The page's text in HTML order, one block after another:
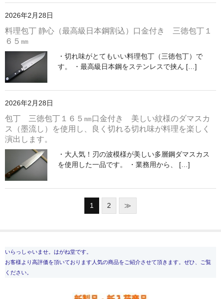
2026年2月28日
料理包丁 静心（最高級日本鋼割込）口金付き 三徳包丁１
６５㎜
・切れ味がとてもいい料理包丁（三徳包丁）で
す。 ・最高級日本鋼をステンレスで挟ん […]
2026年2月28日
包丁 三徳包丁１６５㎜口金付き 美しい紋様のダマスカ
ス（墨流し）を使用し、良く切れる切れ味が料理を楽しく
演出します。
・大人気！刃の波模様が美しい多層鋼ダマスカス
を使用した一品です。 ・業務用から、 […]
1 2 ≫
いらっしゃいませ。はがね堂です。
お客様より高評価を頂いております人気の商品をご紹介させて頂きます。ぜひ、ご覧
ください。